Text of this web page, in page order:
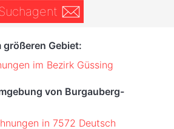
größeren Gebiet:
im Bezirk Güssing
von Burgauberg-
in 7572 Deutsch